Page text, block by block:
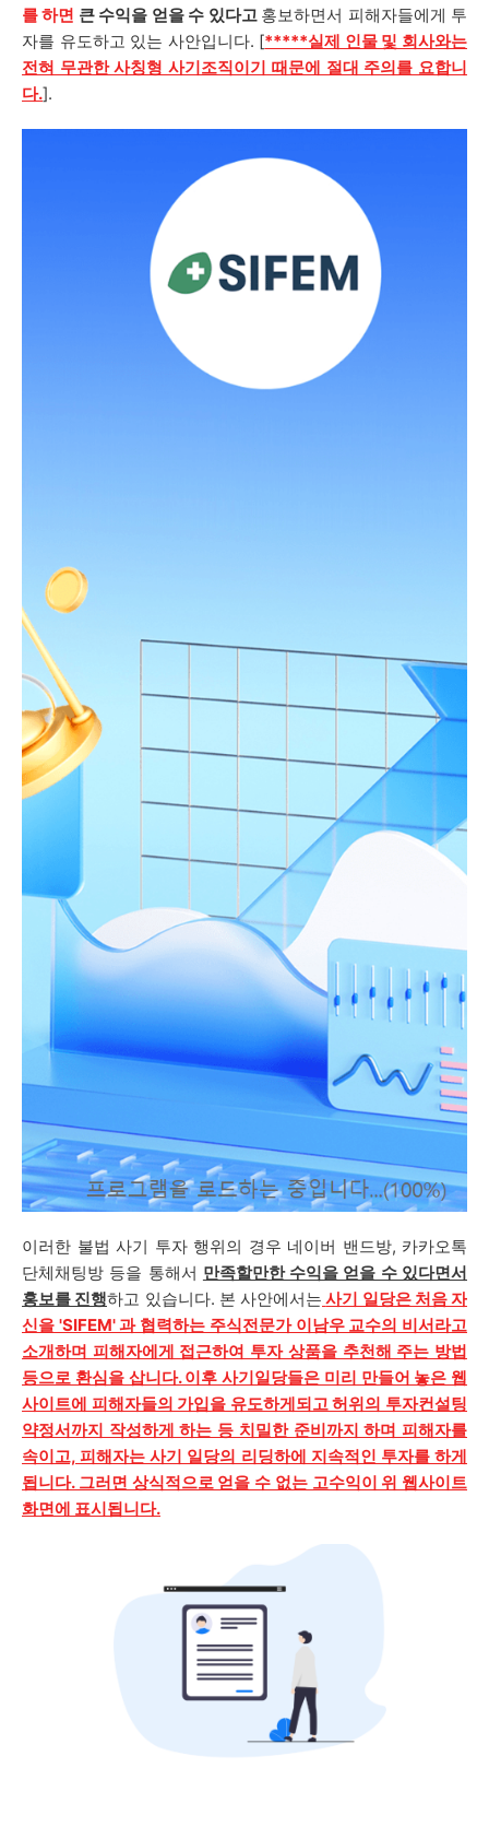
를 하면 큰 수익을 얻을 수 있다고 홍보하면서 피해자들에게 투
자를 유도하고 있는 사안입니다. [*****실제 인물 및 회사와는
전혀 무관한 사칭형 사기조직이기 때문에 절대 주의를 요합니
다.].
이러한 불법 사기 투자 행위의 경우 네이버 밴드방, 카카오톡
단체채팅방 등을 통해서 만족할만한 수익을 얻을 수 있다면서
홍보를 진행하고 있습니다. 본 사안에서는 사기 일당은 처음 자
신을 'SIFEM' 과 협력하는 주식전문가 이남우 교수의 비서라고
소개하며 피해자에게 접근하여 투자 상품을 추천해 주는 방법
등으로 환심을 삽니다. 이후 사기일당들은 미리 만들어 놓은 웹
사이트에 피해자들의 가입을 유도하게되고 허위의 투자컨설팅
약정서까지 작성하게 하는 등 치밀한 준비까지 하며 피해자를
속이고, 피해자는 사기 일당의 리딩하에 지속적인 투자를 하게
됩니다. 그러면 상식적으로 얻을 수 없는 고수익이 위 웹사이트
화면에 표시됩니다.